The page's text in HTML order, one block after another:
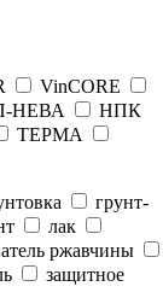
VinCORE
НЕВА
НПК
ТЕРМА
грунт-
лак
ржавчины
защитное